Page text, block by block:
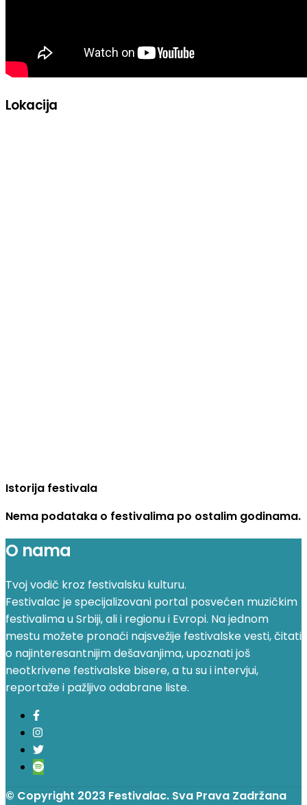
Lokacija
Istorija festivala
Nema podataka o festivalima po ostalim godinama.
O nama
Tvoj vodič kroz festivalsku kulturu.
Festivalac je specijalizovani portal posvećen muzičkim
festivalima u Srbiji, ali i regionu i Evropi. Na jednom
mestu možete pronaći najsvežije festivalske vesti, čitati
o najinteresantnijim dešavanjima, upoznati još
neotkrivene festivalske bisere, a tu su i intervjui,
reportaže i pažljivo odabrane liste.
© Copyright 2023 Festivalac. Sva Prava Zadržana